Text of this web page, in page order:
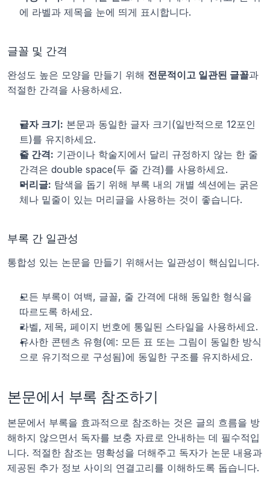
에 라벨과 제목을 눈에 띄게 표시합니다.
글꼴 및 간격
완성도 높은 모양을 만들기 위해 전문적이고 일관된 글꼴과
적절한 간격을 사용하세요.
글자 크기: 본문과 동일한 글자 크기(일반적으로 12포인
트)를 유지하세요.
줄 간격: 기관이나 학술지에서 달리 규정하지 않는 한 줄
간격은 double space(두 줄 간격)를 사용하세요.
머리글: 탐색을 돕기 위해 부록 내의 개별 섹션에는 굵은
체나 밑줄이 있는 머리글을 사용하는 것이 좋습니다.
부록 간 일관성
통합성 있는 논문을 만들기 위해서는 일관성이 핵심입니다.
모든 부록이 여백, 글꼴, 줄 간격에 대해 동일한 형식을
따르도록 하세요.
라벨, 제목, 페이지 번호에 통일된 스타일을 사용하세요.
유사한 콘텐츠 유형(예: 모든 표 또는 그림이 동일한 방식
으로 유기적으로 구성됨)에 동일한 구조를 유지하세요.
본문에서 부록 참조하기
본문에서 부록을 효과적으로 참조하는 것은 글의 흐름을 방
해하지 않으면서 독자를 보충 자료로 안내하는 데 필수적입
니다. 적절한 참조는 명확성을 더해주고 독자가 논문 내용과
제공된 추가 정보 사이의 연결고리를 이해하도록 돕습니다.